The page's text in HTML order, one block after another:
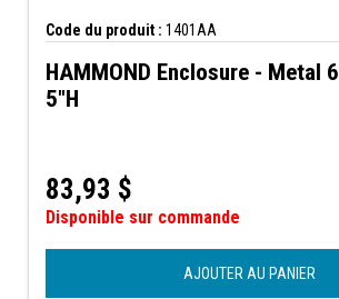
Code du produit : 1401AA
HAMMOND Enclosure - Metal
5"H
83,93 $
Disponible sur commande
AJOUTER AU PANIER